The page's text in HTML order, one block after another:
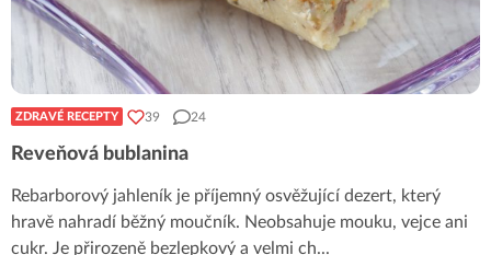
ZDRAVÉ RECEPTY 39 24
Reveňová bublanina
Rebarborový jahleník je příjemný osvěžující dezert, který
hravě nahradí běžný moučník. Neobsahuje mouku, vejce ani
cukr. Je přirozeně bezlepkový a velmi ch...